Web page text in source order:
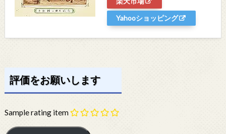
Yahooショッピング
評価をお願いします
Sample rating item